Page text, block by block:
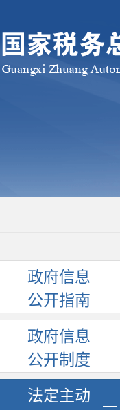
政府信息
公开指南
政府信息
公开制度
法定主动